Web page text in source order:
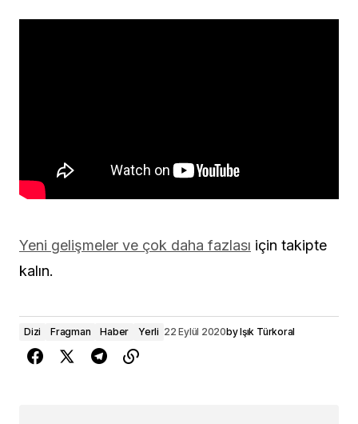
Yeni gelişmeler ve çok daha fazlası için takipte
kalın.
Dizi Fragman Haber Yerli 22 Eylül 2020byIşık Türkoral